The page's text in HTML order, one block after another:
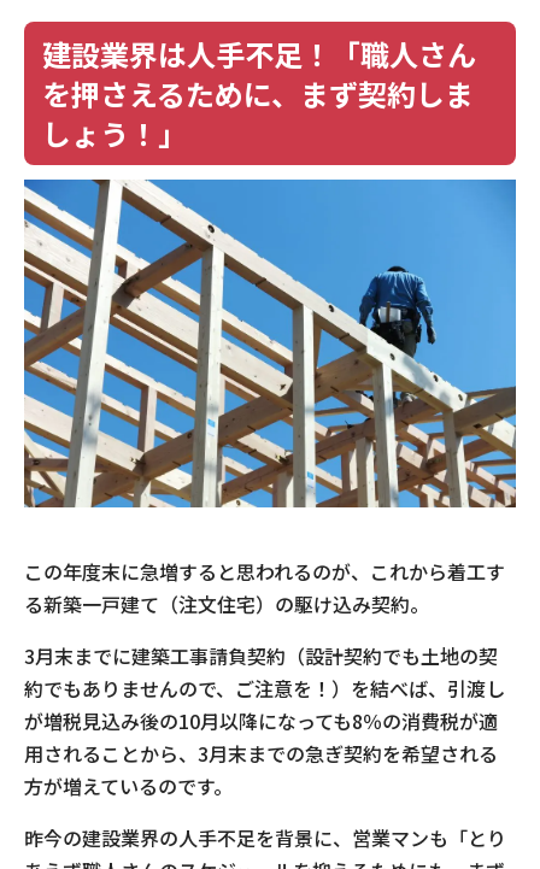
建設業界は人手不足！「職人さん
を押さえるために、まず契約しま
しょう！」
この年度末に急増すると思われるのが、これから着工す
る新築一戸建て（注文住宅）の駆け込み契約。
3月末までに建築工事請負契約（設計契約でも土地の契
約でもありませんので、ご注意を！）を結べば、引渡し
が増税見込み後の10月以降になっても8％の消費税が適
用されることから、3月末までの急ぎ契約を希望される
方が増えているのです。
昨今の建設業界の人手不足を背景に、営業マンも「とり